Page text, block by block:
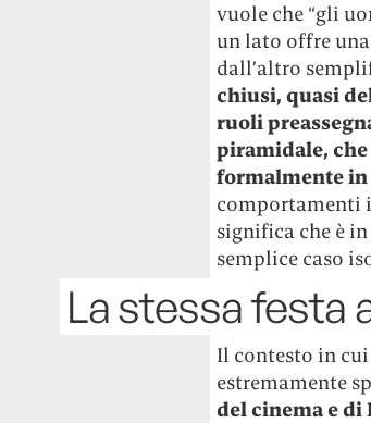
vuole che “gli
un lato offre
dall’altro
chiusi, quasi
ruoli
piramidale,
formalmente in
comportamenti
significa che è
semplice caso
La stessa festa
Il contesto in
estremamente
del cinema e